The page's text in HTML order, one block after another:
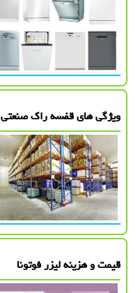
ویژگی های قفسه راک صنعتی
قیمت و هزینه لیزر فوتونا